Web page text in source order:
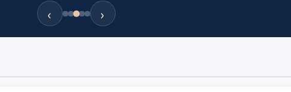
‹ ›